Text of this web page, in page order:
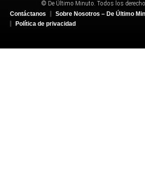
© De Último Minuto. Todos los
Contáctanos
Sobre Nosotros – De Último
Política de privacidad